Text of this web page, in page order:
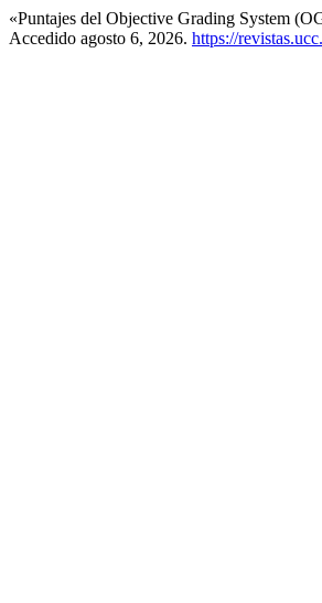
«Puntajes del Objective Grading System
Accedido agosto 6, 2026. https://